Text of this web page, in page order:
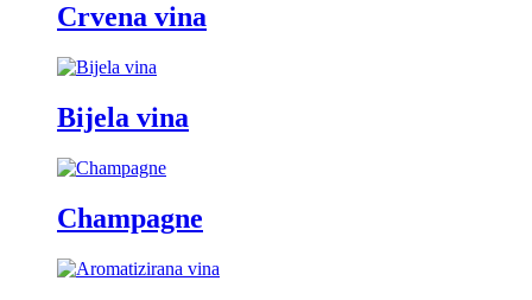
Crvena vina
Bijela vina
Champagne